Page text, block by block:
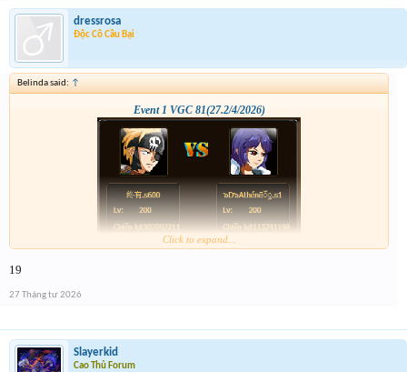
dressrosa
Độc Cô Cầu Bại
Belinda said: ↑
Event 1 VGC 81(27.2/4/2026)
Click to expand...
19
27 Tháng tư 2026
Slayerkid
Cao Thủ Forum